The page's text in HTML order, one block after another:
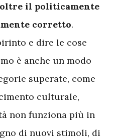
il politicamente
corretto.
e dire le cose
è anche un modo
superate, come
culturale,
non funziona più in
di nuovi stimoli, di